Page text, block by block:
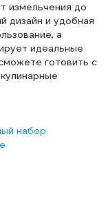
измельчения до
дизайн и удобная
а
идеальные
готовить с
набор